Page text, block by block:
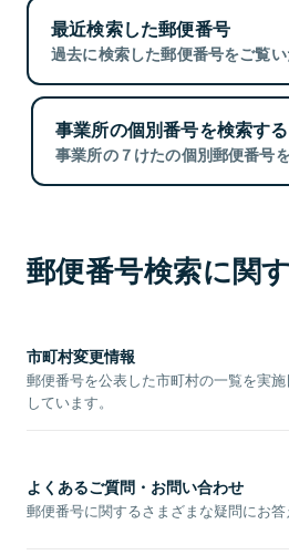
最近検索した郵便番号
過去に検索した郵便番号をご覧い
事業所の個別番号を検索する
事業所の７けたの個別郵便番号
郵便番号検索に関
市町村変更情報
郵便番号を公表した市町村の一覧を実
しています。
よくあるご質問・お問い合わせ
郵便番号に関するさまざまな疑問にお答